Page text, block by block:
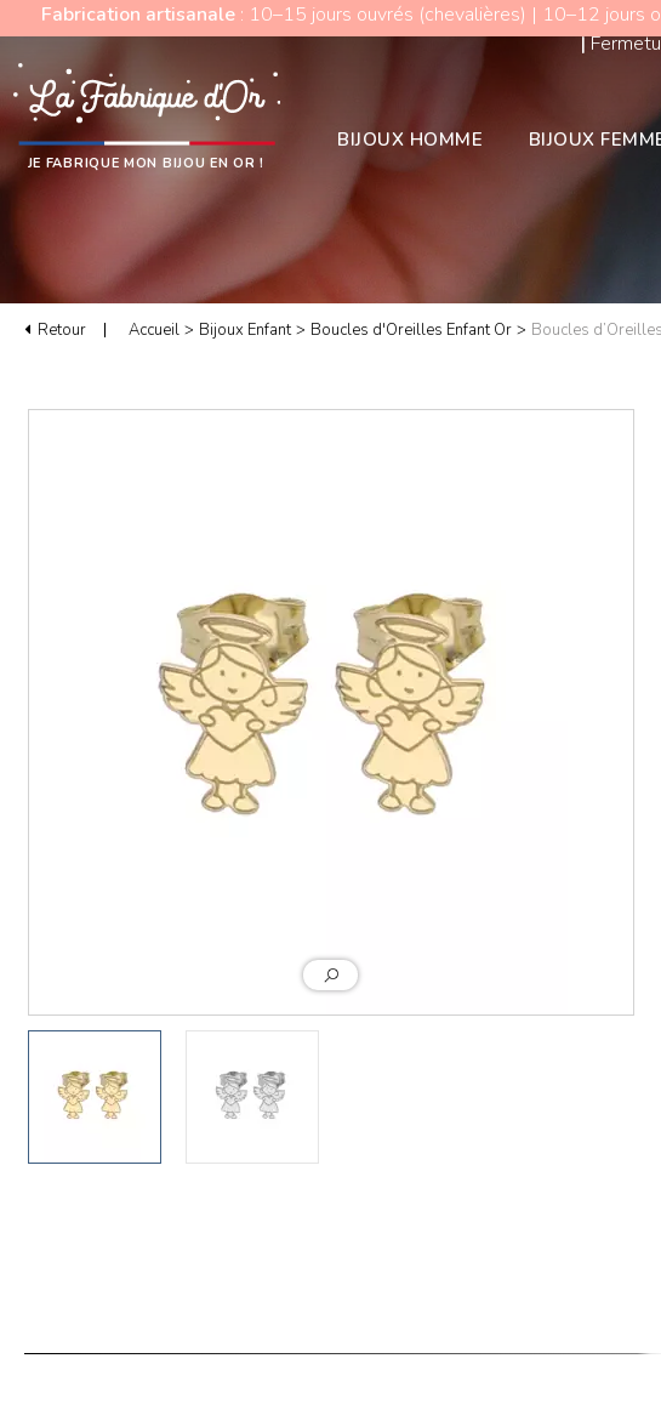
Fabrication artisanale: 10–15 jours ouvrés (chevalières) | 10–12 jours
|
JE FABRIQUE MON BIJOU EN OR !
BIJOUX HOMME BIJOUX
Retour Accueil > Bijoux Enfant > Boucles d'Oreilles Enfant Or > Boucles